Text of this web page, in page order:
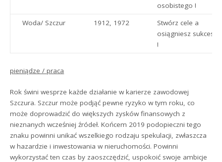
osobistego !
Woda/ Szczur
1912, 1972
Stwórz cele a
osiągniesz sukces
!
pieniądze / praca
Rok świni wesprze każde działanie w karierze zawodowej
Szczura. Szczur może podjąć pewne ryzyko w tym roku, co
może doprowadzić do większych zysków finansowych z
nieznanych wcześniej źródeł. Końcem 2019 podopieczni tego
znaku powinni unikać wszelkiego rodzaju spekulacji, zwłaszcza
w hazardzie i inwestowania w nieruchomości. Powinni
wykorzystać ten czas by zaoszczędzić, uspokoić swoje ambicje